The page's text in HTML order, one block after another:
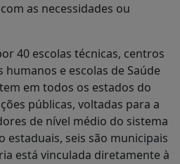
as necessidades ou
40 escolas técnicas, centros
e escolas de Saúde
em todos os estados do
públicas, voltadas para a
de nível médio do sistema
estaduais, seis são municipais
está vinculada diretamente à